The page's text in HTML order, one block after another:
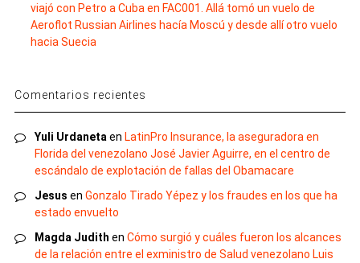
viajó con Petro a Cuba en FAC001. Allá tomó un vuelo de
Aeroflot Russian Airlines hacía Moscú y desde allí otro vuelo
hacia Suecia
Comentarios recientes
Yuli Urdaneta en LatinPro Insurance, la aseguradora en
Florida del venezolano José Javier Aguirre, en el centro de
escándalo de explotación de fallas del Obamacare
Jesus en Gonzalo Tirado Yépez y los fraudes en los que ha
estado envuelto
Magda Judith en Cómo surgió y cuáles fueron los alcances
de la relación entre el exministro de Salud venezolano Luis